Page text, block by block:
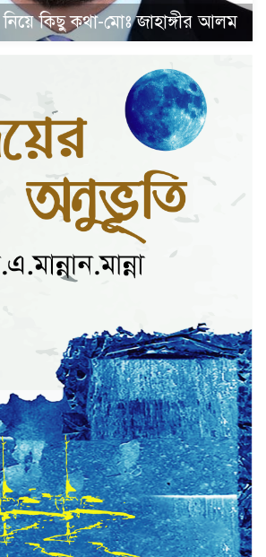
নিয়ে কিছু কথা-মোঃ জাহাঙ্গীর আলম